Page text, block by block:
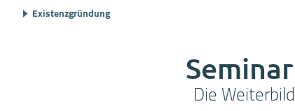
Existenzgründung
Seminar
Die